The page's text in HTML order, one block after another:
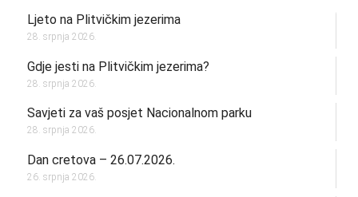
Ljeto na Plitvičkim jezerima
28. srpnja 2026.
Gdje jesti na Plitvičkim jezerima?
28. srpnja 2026.
Savjeti za vaš posjet Nacionalnom parku
28. srpnja 2026.
Dan cretova – 26.07.2026.
26. srpnja 2026.